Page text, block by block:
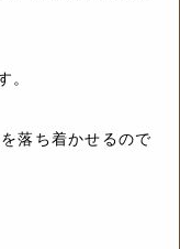
。
落ち着かせるので